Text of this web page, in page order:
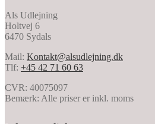
Als Udlejning
Holtvej 6
6470 Sydals
Mail: Kontakt@alsudlejning.dk
Tlf: +45 42 71 60 63
CVR: 40075097
Bemærk: Alle priser er inkl. moms